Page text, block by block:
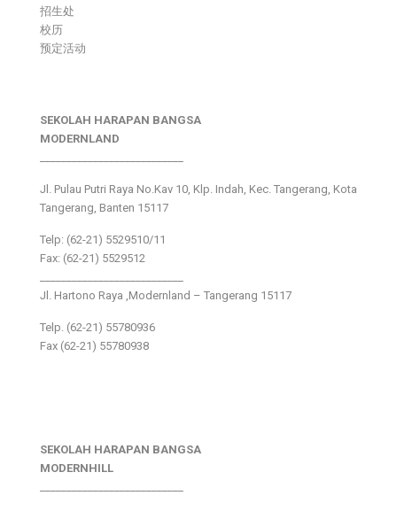
招生处
校历
预定活动
SEKOLAH HARAPAN BANGSA
MODERNLAND
Jl. Pulau Putri Raya No.Kav 10, Klp. Indah, Kec. Tangerang, Kota
Tangerang, Banten 15117
Telp: (62-21) 5529510/11
Fax: (62-21) 5529512
Jl. Hartono Raya ,Modernland – Tangerang 15117
Telp. (62-21) 55780936
Fax (62-21) 55780938
SEKOLAH HARAPAN BANGSA
MODERNHILL